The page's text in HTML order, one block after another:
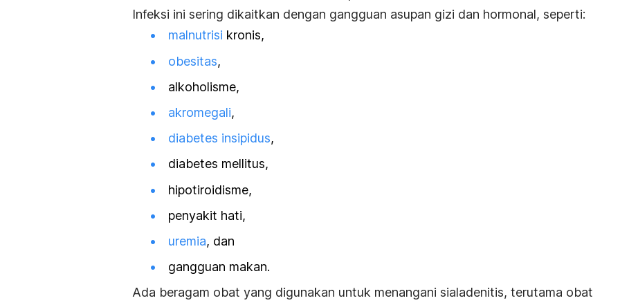
Infeksi ini sering dikaitkan dengan gangguan asupan gizi dan hormonal, seperti:
malnutrisi kronis,
obesitas,
alkoholisme,
akromegali,
diabetes insipidus,
diabetes mellitus,
hipotiroidisme,
penyakit hati,
uremia, dan
gangguan makan.
Ada beragam obat yang digunakan untuk menangani sialadenitis, terutama obat